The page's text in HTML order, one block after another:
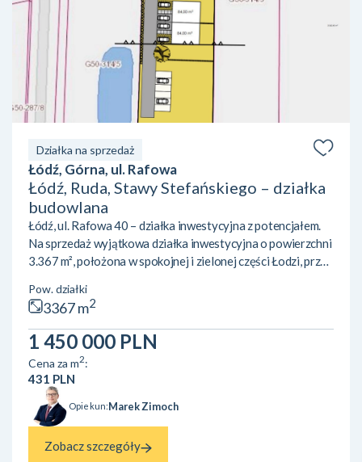
Działka na sprzedaż
Łódź, Górna, ul. Rafowa
Łódź, Ruda, Stawy Stefańskiego – działka
budowlana
Łódź, ul. Rafowa 40 – działka inwestycyjna z potencjałem.
Na sprzedaż wyjątkowa działka inwestycyjna o powierzchni
3.367 m², położona w spokojnej i zielonej części Łodzi, przy
Nieruchomość objęta jest miejscowym planem
zagospodarowania przestrzennego, który przewiduje
zabudowę jednorodzinną (kat. 17MN) Plan dopuszcza
realizację zabudowy o wskaźniku intensywności od 0,15 do
0,4 oraz maksymalnej wysokości 11 metrów, czyli do dwóch
kondygnacji ...
Pow. działki
3367 m2
1 450 000 PLN
Cena za m2:
431 PLN
Opiekun:Marek Zimoch
Zobacz szczegóły